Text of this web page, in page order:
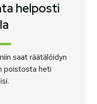
helposti
saat räätälöidyn
poistosta heti